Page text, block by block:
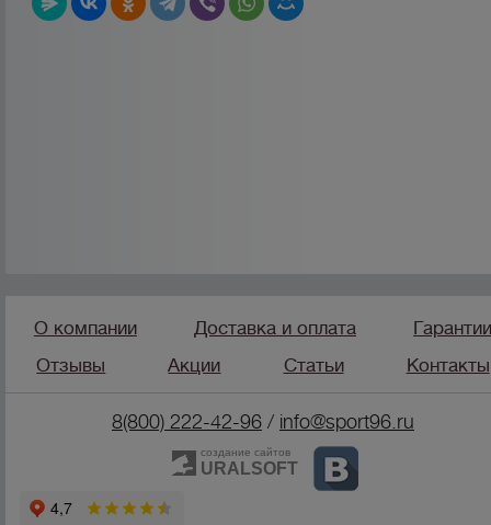
О компании Доставка и оплата
Отзывы
Акции Статьи Контакты
8(800) 222-42-96/ info@sport96.ru
создание сайтов
URALSOFT